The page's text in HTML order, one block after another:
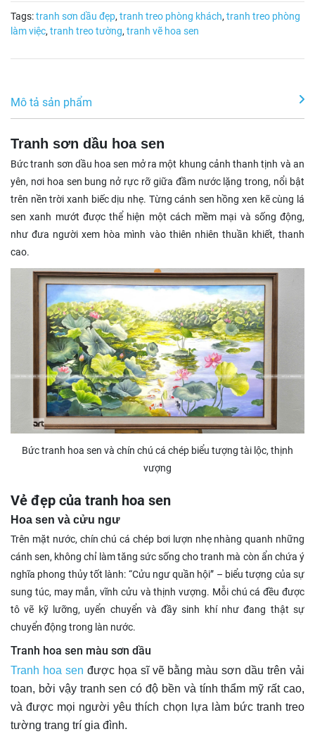
Tags:tranh sơn dầu đẹp, tranh treo phòng khách, tranh treo phòng
làm việc, tranh treo tường, tranh vẽ hoa sen
Mô tả sản phẩm
Tranh sơn dầu hoa sen
Bức tranh sơn dầu hoa sen mở ra một khung cảnh thanh tịnh và an
yên, nơi hoa sen bung nở rực rỡ giữa đầm nước lặng trong, nổi bật
trên nền trời xanh biếc dịu nhẹ. Từng cánh sen hồng xen kẽ cùng lá
sen xanh mướt được thể hiện một cách mềm mại và sống động,
như đưa người xem hòa mình vào thiên nhiên thuần khiết, thanh
cao.
Bức tranh hoa sen và chín chú cá chép biểu tượng tài lộc, thịnh
vượng
Vẻ đẹp của tranh hoa sen
Hoa sen và cửu ngư
Trên mặt nước, chín chú cá chép bơi lượn nhẹ nhàng quanh những
cánh sen, không chỉ làm tăng sức sống cho tranh mà còn ẩn chứa ý
nghĩa phong thủy tốt lành: “Cửu ngư quần hội” – biểu tượng của sự
sung túc, may mắn, vĩnh cửu và thịnh vượng. Mỗi chú cá đều được
tô vẽ kỹ lưỡng, uyển chuyển và đầy sinh khí như đang thật sự
chuyển động trong làn nước.
Tranh hoa sen màu sơn dầu
Tranh hoa sen được họa sĩ vẽ bằng màu sơn dầu trên vải
toan, bởi vậy tranh sen có độ bền và tính thẩm mỹ rất cao,
và được mọi người yêu thích chọn lựa làm bức tranh treo
tường trang trí gia đình.